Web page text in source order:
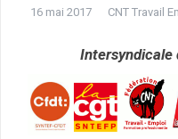
16 mai 2017 CNT Travail
Intersyndicale